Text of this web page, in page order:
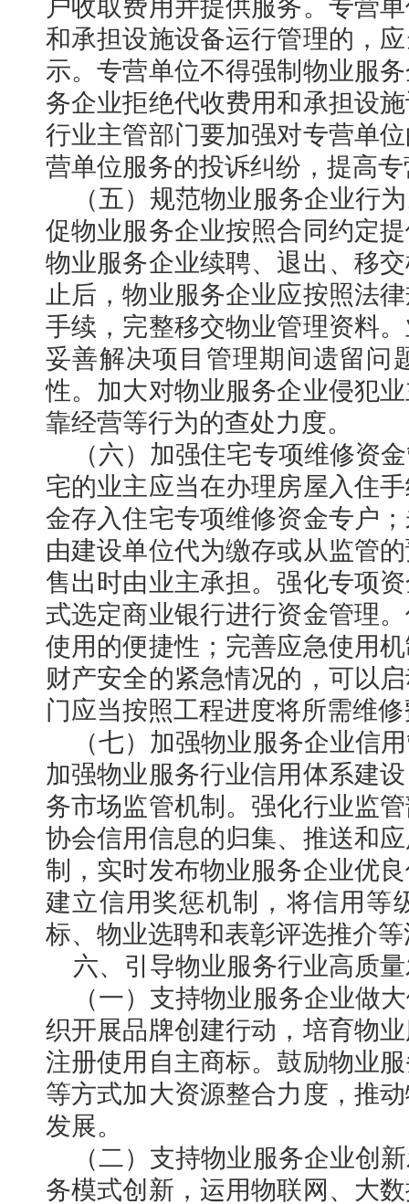
户收取费用并提供服务。专营
和承担设施设备运行管理的，
示。专营单位不得强制物业服
务企业拒绝代收费用和承担设
行业主管部门要加强对专营单
营单位服务的投诉纠纷，提高
（五）规范物业服务企业行
促物业服务企业按照合同约定
物业服务企业续聘、退出、移
止后，物业服务企业应按照法
手续，完整移交物业管理资料
妥善解决项目管理期间遗留问
性。加大对物业服务企业侵犯
靠经营等行为的查处力度。
（六）加强住宅专项维修资
宅的业主应当在办理房屋入住
金存入住宅专项维修资金专户
由建设单位代为缴存或从监管
售出时由业主承担。强化专项
式选定商业银行进行资金管理
使用的便捷性；完善应急使用
财产安全的紧急情况的，可以
门应当按照工程进度将所需维
（七）加强物业服务企业信
加强物业服务行业信用体系建
务市场监管机制。强化行业监
协会信用信息的归集、推送和
制，实时发布物业服务企业优
建立信用奖惩机制，将信用等
标、物业选聘和表彰评选推介
六、引导物业服务行业高质
（一）支持物业服务企业做
织开展品牌创建行动，培育物
注册使用自主商标。鼓励物业
等方式加大资源整合力度，推
发展。
（二）支持物业服务企业创
务模式创新，运用物联网、大